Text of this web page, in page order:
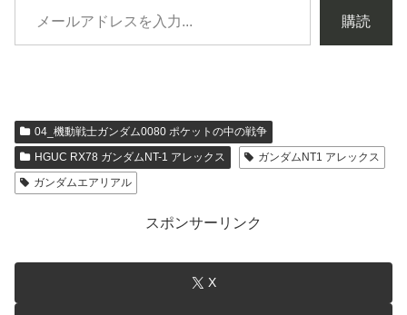
購読
04_機動戦士ガンダム0080 ポケットの中の戦争
HGUC RX78 ガンダムNT-1 アレックス
ガンダムNT1 アレックス
ガンダムエアリアル
スポンサーリンク
X